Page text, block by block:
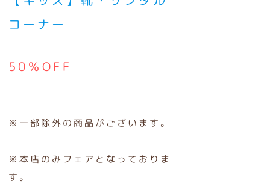
コーナー
50％OFF
※一部除外の商品がございます。
※本店のみフェアとなっておりま
す。